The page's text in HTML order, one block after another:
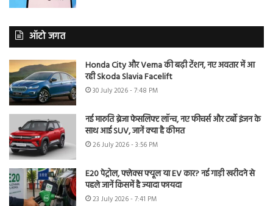
ऑटो जगत
Honda City और Verna की बढ़ी टेंशन, नए अवतार में आ
रही Skoda Slavia Facelift
30 July 2026 - 7:48 PM
नई मारुति ब्रेजा फेसलिफ्ट लॉन्च, नए फीचर्स और टर्बो इंजन के
साथ आई SUV, जानें क्या है कीमत
26 July 2026 - 3:56 PM
E20 पेट्रोल, फ्लेक्स फ्यूल या EV कार? नई गाड़ी खरीदने से
पहले जानें किसमें है ज्यादा फायदा
23 July 2026 - 7:41 PM